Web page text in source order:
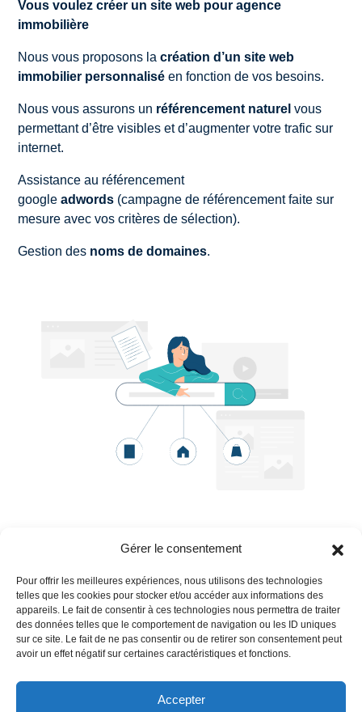
Gérer le consentement
Pour offrir les meilleures expériences, nous utilisons des technologies
telles que les cookies pour stocker et/ou accéder aux informations des
appareils. Le fait de consentir à ces technologies nous permettra de traiter
des données telles que le comportement de navigation ou les ID uniques
sur ce site. Le fait de ne pas consentir ou de retirer son consentement peut
avoir un effet négatif sur certaines caractéristiques et fonctions.
Accepter
Vous voulez créer un site web pour agence
immobilière
Nous vous proposons lacréation d’un site web
immobilier personnalisé en fonction de vos besoins.
Nous vous assurons un référencement naturel vous
permettant d’être visibles et d’augmenter votre trafic sur
internet.
Assistance au référencement
googleadwords (campagne de référencement faite sur
mesure avec vos critères de sélection).
Gestion des noms de domaines.
Nous suivre